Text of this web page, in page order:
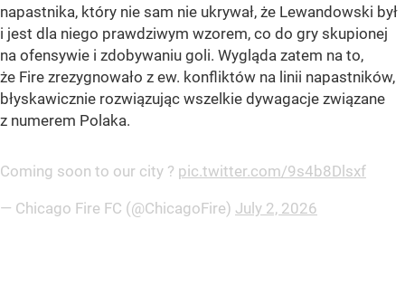
napastnika, który nie sam nie ukrywał, że Lewandowski był
i jest dla niego prawdziwym wzorem, co do gry skupionej
na ofensywie i zdobywaniu goli. Wygląda zatem na to,
że Fire zrezygnowało z ew. konfliktów na linii napastników,
błyskawicznie rozwiązując wszelkie dywagacje związane
z numerem Polaka.
Coming soon to our city ?️ pic.twitter.com/9s4b8Dlsxf
— Chicago Fire FC (@ChicagoFire) July 2, 2026